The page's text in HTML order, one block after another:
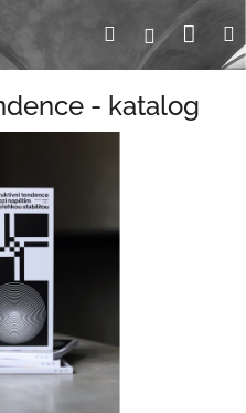
HledatPřihlášení
- katalog